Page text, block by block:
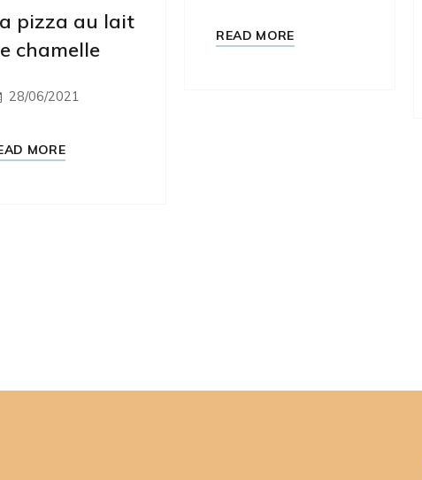
pizza au lait
chamelle
28/06/2021
MORE
READ MORE